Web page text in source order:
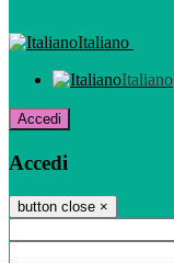
Italiano
Italiano
Accedi
Accedi
button close ×